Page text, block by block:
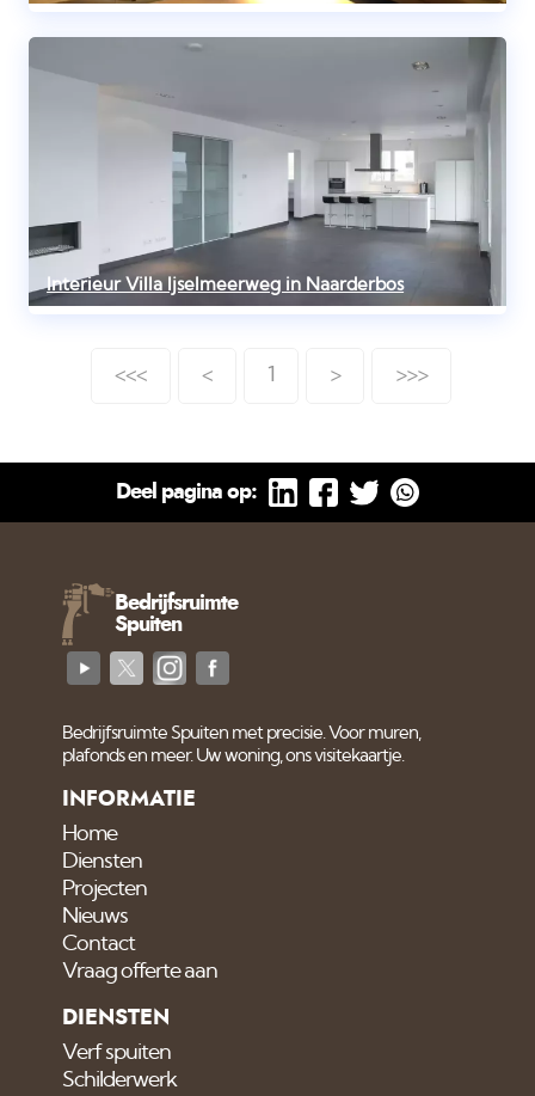
Interieur Villa Ijselmeerweg in Naarderbos
<<< < 1 > >>>
Deel pagina op:
Bedrijfsruimte
Spuiten
Bedrijfsruimte Spuiten met precisie. Voor muren,
plafonds en meer. Uw woning, ons visitekaartje.
INFORMATIE
Home
Diensten
Projecten
Nieuws
Contact
Vraag offerte aan
DIENSTEN
Verf spuiten
Schilderwerk